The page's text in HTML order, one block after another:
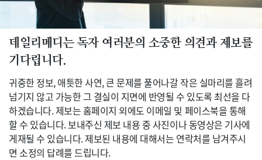
데일리메디는 독자 여러분의 소중한 의견과 제보를
기다립니다.
귀중한 정보, 애틋한 사연, 큰 문제를 풀어나갈 작은 실마리를 흘려
넘기지 않고 가능한 그 결실이 지면에 반영될 수 있도록 최선을 다
하겠습니다. 제보는 홈페이지 외에도 이메일 및 페이스북을 통해
할 수 있습니다. 보내주신 제보 내용 중 사진이나 동영상은 기사에
게재될 수 있습니다. 제보된 내용에 대해서는 연락처를 남겨주시
면 소정의 답례를 드립니다.